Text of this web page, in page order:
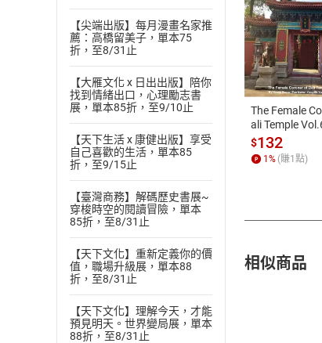
【尖端出版】每月漫畫名家推
薦：高橋留美子，單本75
折，至8/31止
【大雁文化 x 日出出版】陪你
找到情緒出口，心理勵志書
展，單本85折，至9/10止
【天下生活 x 康健出版】享受
自己喜歡的生活，單本85
折，至9/15止
【臺灣商務】解碼歷史書展~
穿梭時空的閱讀冒險，單本
85折，至8/31止
【天下文化】重新定義你的價
值，職場升級展，單本88
折，至8/31止
【天下文化】理解今天，才能
預見明天。世界變局展，單本
88折，至8/31止
ATM轉帳
The Female
ali Temple
書】
$132
1 % (賺1 點)
相似商品